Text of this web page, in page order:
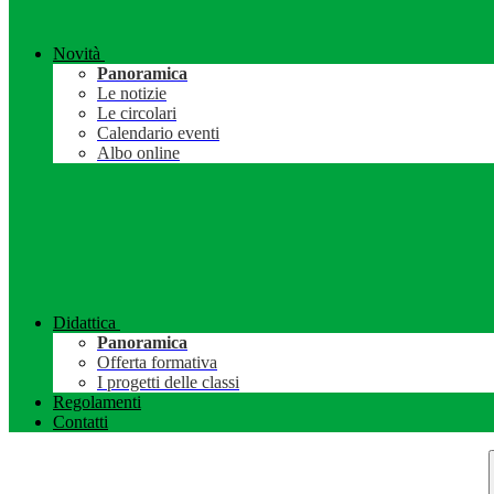
Novità
Panoramica
Le notizie
Le circolari
Calendario eventi
Albo online
Didattica
Panoramica
Offerta formativa
I progetti delle classi
Regolamenti
Contatti